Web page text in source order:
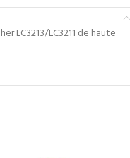
LC3213/LC3211 de haute